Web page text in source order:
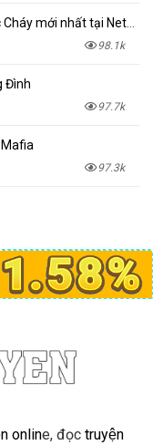
98.1k
Đình
97.7k
97.3k
online, đọc truyện